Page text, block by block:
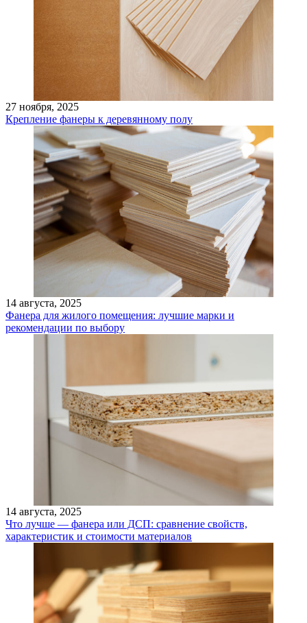
27 ноября, 2025
Крепление фанеры к деревянному полу
14 августа, 2025
Фанера для жилого помещения: лучшие марки и
рекомендации по выбору
14 августа, 2025
Что лучше — фанера или ДСП: сравнение свойств,
характеристик и стоимости материалов